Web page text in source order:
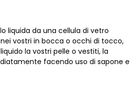
liquida da una cellula di vetro
vostri in bocca o occhi di tocco,
la vostri pelle o vestiti, la
facendo uso di sapone e